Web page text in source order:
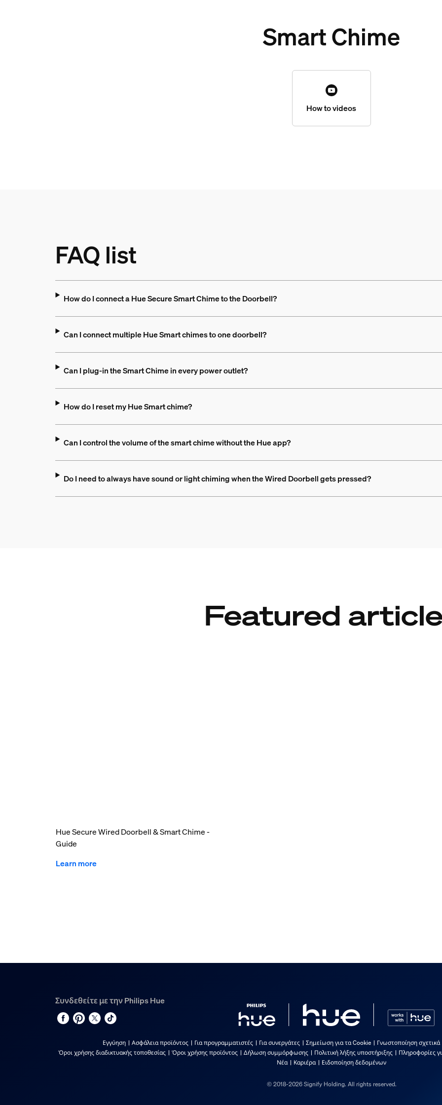
Smart Chime
How to videos
FAQ list
How do I connect a Hue Secure Smart Chime to the Doorbell?
Can I connect multiple Hue Smart chimes to one doorbell?
Can I plug-in the Smart Chime in every power outlet?
How do I reset my Hue Smart chime?
Can I control the volume of the smart chime without the Hue app?
Do I need to always have sound or light chiming when the Wired Doorbell gets pressed?
Featured
Hue Secure Wired Doorbell & Smart Chime -
Guide
Learn more
Συνδεθείτε με την Philips Hue
Εγγύηση Ασφάλεια προϊόντος Για προγραμματιστές Για συνεργάτες Σημείωση για τα Cookie
Γνωστοποίηση
Όροι χρήσης διαδικτυακής τοποθεσίας
Όροι χρήσης προϊόντος Δήλωση συμμόρφωσης Πολιτική λήξης υποστήριξης
Πληροφορίες
Νέα
Καριέρα Ειδοποίηση δεδομένων
© 2018-2026 Signify Holding. All rights reserved.